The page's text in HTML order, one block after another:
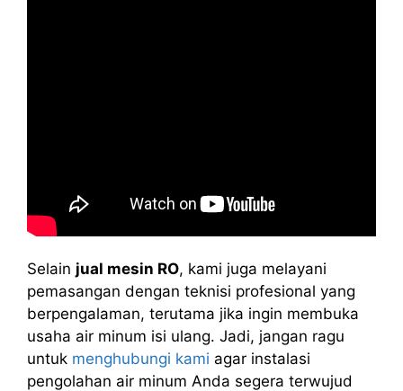
Selain jual mesin RO, kami juga melayani
pemasangan dengan teknisi profesional yang
berpengalaman, terutama jika ingin membuka
usaha air minum isi ulang. Jadi, jangan ragu
untuk menghubungi kami agar instalasi
pengolahan air minum Anda segera terwujud